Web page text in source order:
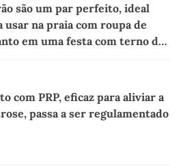
são um par perfeito, ideal
usar na praia com roupa de
em uma festa com terno de
com PRP, eficaz para aliviar a
passa a ser regulamentado